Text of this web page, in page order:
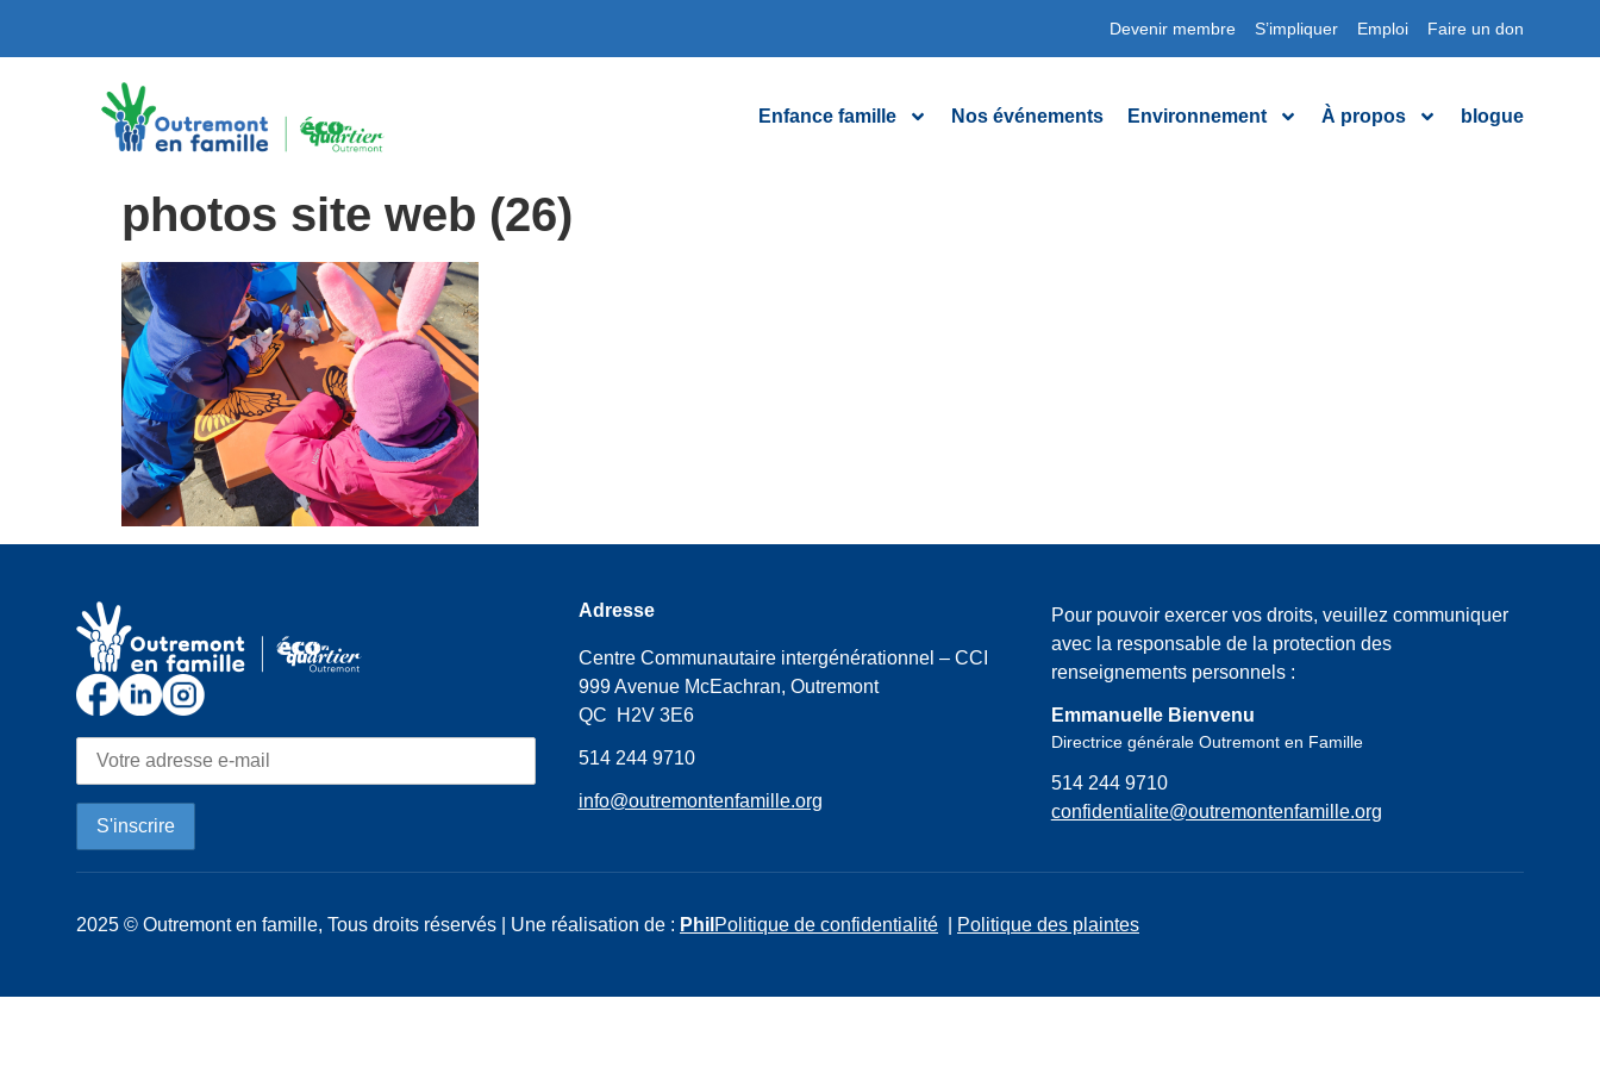
Devenir membre S’impliquer Emploi Faire un don
Enfance famille Nos événements Environnement À propos blogue
photos site web (26)
Adresse
Centre Communautaire intergénérationnel – CCI
999 Avenue McEachran, Outremont
QC H2V 3E6
514 244 9710
info@outremontenfamille.org
Pour pouvoir exercer vos droits, veuillez communiquer
avec la responsable de la protection des
renseignements personnels :
Emmanuelle Bienvenu
Directrice générale Outremont en Famille
514 244 9710
confidentialite@outremontenfamille.org
2025 © Outremont en famille, Tous droits réservés | Une réalisation de : Phil Politique de confidentialité Politique des plaintes